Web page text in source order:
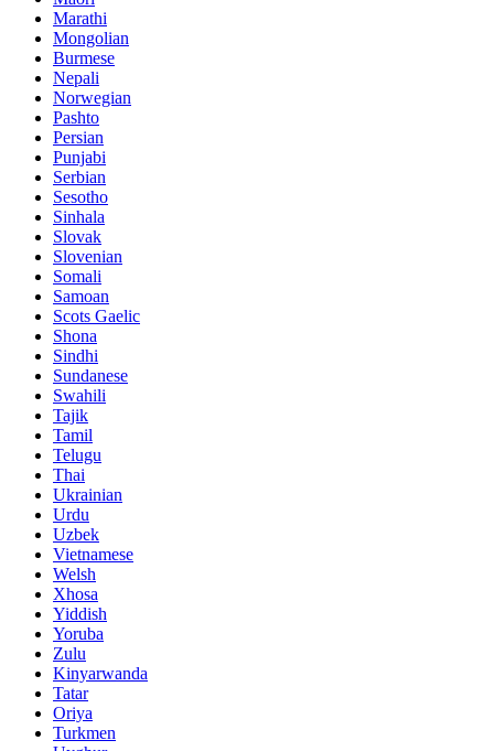
Marathi
Mongolian
Burmese
Nepali
Norwegian
Pashto
Persian
Punjabi
Serbian
Sesotho
Sinhala
Slovak
Slovenian
Somali
Samoan
Scots Gaelic
Shona
Sindhi
Sundanese
Swahili
Tajik
Tamil
Telugu
Thai
Ukrainian
Urdu
Uzbek
Vietnamese
Welsh
Xhosa
Yiddish
Yoruba
Zulu
Kinyarwanda
Tatar
Oriya
Turkmen